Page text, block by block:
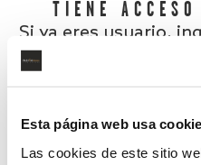
Esta página web usa
Las cookies de este sitio
TIENE
Si ya eres usuario,